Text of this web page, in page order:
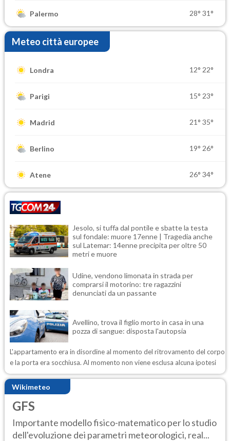
Palermo 28° 31°
Meteo città europee
Londra 12° 22°
Parigi 15° 23°
Madrid 21° 35°
Berlino 19° 26°
Atene 26° 34°
Jesolo, si tuffa dal pontile e sbatte la testa
sul fondale: muore 17enne | Tragedia anche
sul Latemar: 14enne precipita per oltre 50
metri e muore
Udine, vendono limonata in strada per
comprarsi il motorino: tre ragazzini
denunciati da un passante
Avellino, trova il figlio morto in casa in una
pozza di sangue: disposta l'autopsia
L'appartamento era in disordine al momento del ritrovamento del corpo
e la porta era socchiusa. Al momento non viene esclusa alcuna ipotesi
Wikimeteo
GFS
Importante modello fisico-matematico per lo studio
dell'evoluzione dei parametri meteorologici, real...